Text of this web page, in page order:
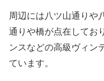
周辺には八ツ山通りや
通りや橋が点在してお
ンスなどの高級ヴィン
ています。